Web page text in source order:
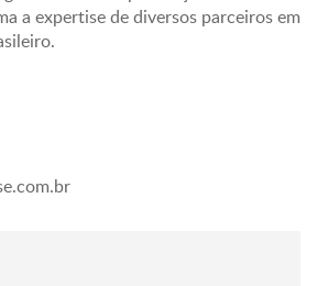
a expertise de diversos parceiros em